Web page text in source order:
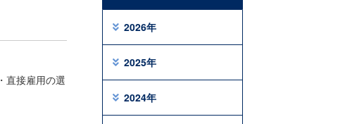
直接雇用の選
2026年
2025年
2024年